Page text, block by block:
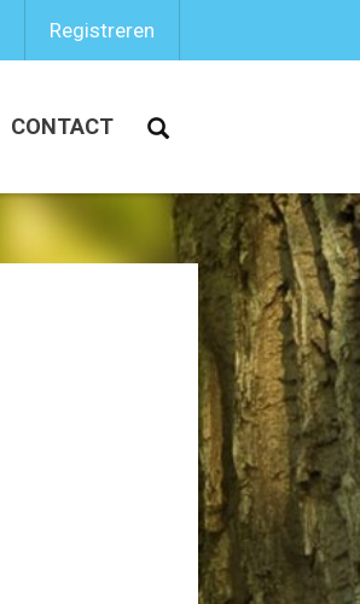
Registreren
CONTACT